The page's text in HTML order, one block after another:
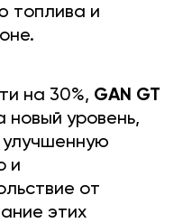
топлива и
на 30%, GAN GT
новый уровень,
улучшенную
и
от
этих